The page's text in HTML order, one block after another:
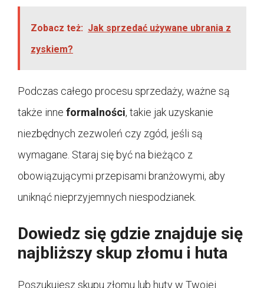
Zobacz też: Jak sprzedać używane ubrania z
zyskiem?
Podczas całego procesu sprzedaży, ważne są
także inne formalności, takie jak uzyskanie
niezbędnych zezwoleń czy zgód, jeśli są
wymagane. Staraj się być na bieżąco z
obowiązującymi przepisami branżowymi, aby
uniknąć nieprzyjemnych niespodzianek.
Dowiedz się gdzie znajduje się
najbliższy skup złomu i huta
Poszukujesz skupu złomu lub huty w Twojej